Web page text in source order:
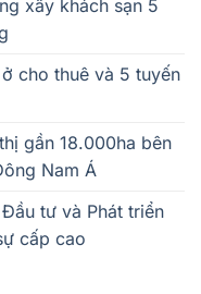
xây khách sạn 5
cho thuê và 5 tuyến
gần 18.000ha bên
Nam Á
tư và Phát triển
cấp cao